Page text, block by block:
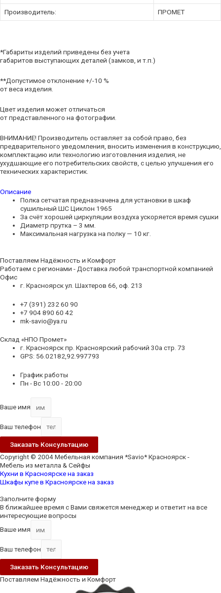
Производитель: ПРОМЕТ
*Габариты изделий приведены без учета
габаритов выступающих деталей (замков, и т.п.)
**Допустимое отклонение +/-10 %
от веса изделия.
Цвет изделия может отличаться
от представленного на фотографии.
ВНИМАНИЕ! Производитель оставляет за собой право, без
предварительного уведомления, вносить изменения в конструкцию,
комплектацию или технологию изготовления изделия, не
ухудшающие его потребительских свойств, с целью улучшения его
технических характеристик.
Описание
Полка сетчатая предназначена для установки в шкаф
сушильный ШС Циклон 1965
За счёт хорошей циркуляции воздуха ускоряется время сушки
Диаметр прутка – 3 мм.
Максимальная нагрузка на полку — 10 кг.
Поставляем Надёжность и Комфорт
Работаем с регионами - Доставка любой транспортной компанией
Офис
г. Красноярск ул. Шахтеров 66, оф. 213
+7 (391) 232 60 90
+7 904 890 60 42
mk-savio@ya.ru
Склад «НПО Промет»
г. Красноярск пр. Красноярский рабочий 30а стр. 73
GPS: 56.02182,92.997793
График работы
Пн - Вс 10:00 - 20:00
Ваше имя
Ваш телефон
Заказать Консультацию
Copyright © 2004 Мебельная компания *Savio* Красноярск -
Мебель из металла & Сейфы
Кухни в Красноярске на заказ
Шкафы купе в Красноярске на заказ
Up
Заполните форму
В ближайшее время с Вами свяжется менеджер и ответит на все
интересующие вопросы
Ваше имя
Ваш телефон
Заказать Консультацию
Поставляем Надёжность и Комфорт